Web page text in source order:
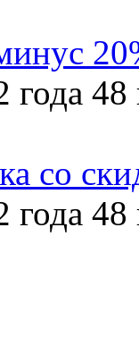
года 48
со
года 48